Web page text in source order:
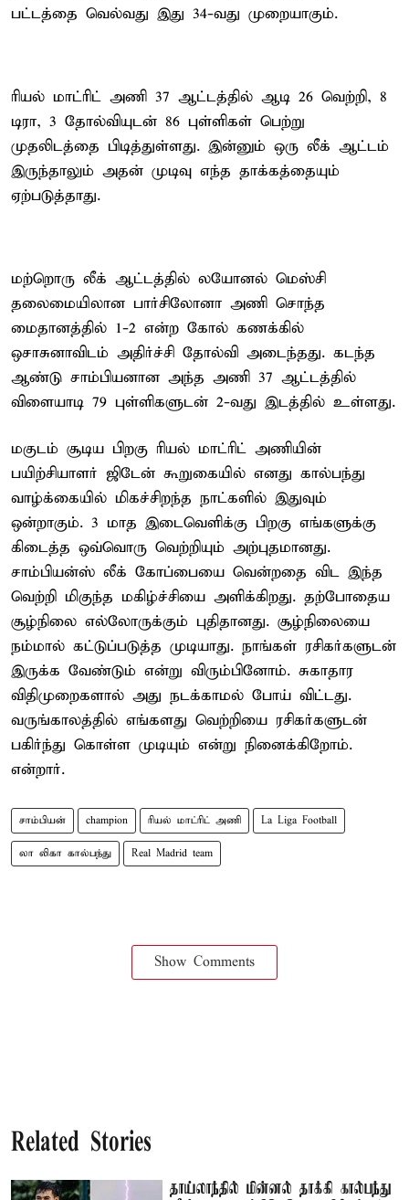
பட்டத்தை வெல்வது இது 34-வது முறையாகும்.
ரியல் மாட்ரிட் அணி 37 ஆட்டத்தில் ஆடி 26 வெற்றி, 8
டிரா, 3 தோல்வியுடன் 86 புள்ளிகள் பெற்று
முதலிடத்தை பிடித்துள்ளது. இன்னும் ஒரு லீக் ஆட்டம்
இருந்தாலும் அதன் முடிவு எந்த தாக்கத்தையும்
ஏற்படுத்தாது.
மற்றொரு லீக் ஆட்டத்தில் லயோனல் மெஸ்சி
தலைமையிலான பார்சிலோனா அணி சொந்த
மைதானத்தில் 1-2 என்ற கோல் கணக்கில்
ஒசாசுனாவிடம் அதிர்ச்சி தோல்வி அடைந்தது. கடந்த
ஆண்டு சாம்பியனான அந்த அணி 37 ஆட்டத்தில்
விளையாடி 79 புள்ளிகளுடன் 2-வது இடத்தில் உள்ளது.
மகுடம் சூடிய பிறகு ரியல் மாட்ரிட் அணியின்
பயிற்சியாளர் ஜிடேன் கூறுகையில் எனது கால்பந்து
வாழ்க்கையில் மிகச்சிறந்த நாட்களில் இதுவும்
ஒன்றாகும். 3 மாத இடைவெளிக்கு பிறகு எங்களுக்கு
கிடைத்த ஒவ்வொரு வெற்றியும் அற்புதமானது.
சாம்பியன்ஸ் லீக் கோப்பையை வென்றதை விட இந்த
வெற்றி மிகுந்த மகிழ்ச்சியை அளிக்கிறது. தற்போதைய
சூழ்நிலை எல்லோருக்கும் புதிதானது. சூழ்நிலையை
நம்மால் கட்டுப்படுத்த முடியாது. நாங்கள் ரசிகர்களுடன்
இருக்க வேண்டும் என்று விரும்பினோம். சுகாதார
விதிமுறைகளால் அது நடக்காமல் போய் விட்டது.
வருங்காலத்தில் எங்களது வெற்றியை ரசிகர்களுடன்
பகிர்ந்து கொள்ள முடியும் என்று நினைக்கிறோம்.
என்றார்.
சாம்பியன் champion ரியல் மாட்ரிட் அணி La Liga Football
லா லிகா கால்பந்து Real Madrid team
Show Comments
Related Stories
தாய்லாந்தில் மின்னல் தாக்கி கால்பந்து